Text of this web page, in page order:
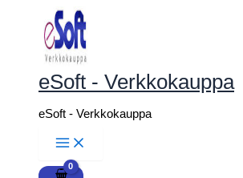
sisältöön
eSoft - Verkkokauppa
eSoft - Verkkokauppa